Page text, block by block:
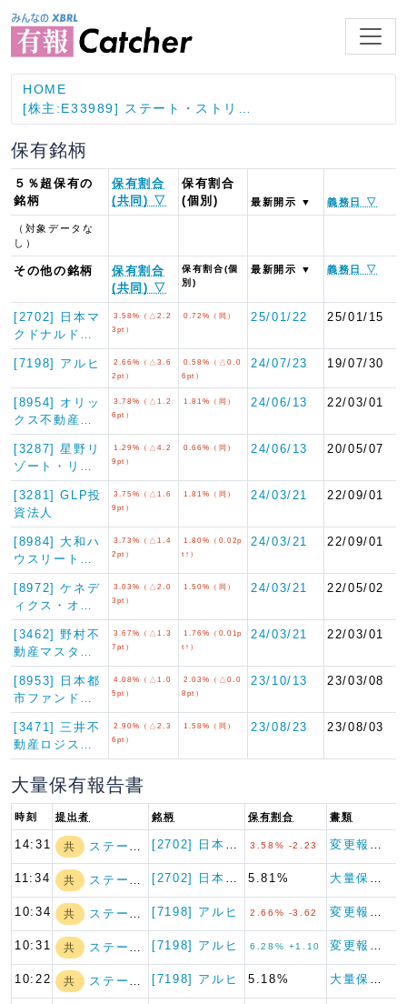
HOME
[株主:E33989] ステート・ストリ…
保有銘柄
５％超保有の
銘柄
保有割合
(共同) ▽
保有割合
(個別)
最新開示 ▼ 義務日 ▽
（対象データな
し）
その他の銘柄
保有割合
(共同) ▽
保有割合(個
別)
最新開示 ▼ 義務日 ▽
[2702] 日本マ
クドナルド…
3.58%（△2.2
3pt）
0.72%（同） 25/01/22 25/01/15
[7198] アルヒ
2.66%（△3.6
2pt）
0.58%（△0.0
6pt）
24/07/23 19/07/30
[8954] オリッ
クス不動産…
3.78%（△1.2
6pt）
1.81%（同） 24/06/13 22/03/01
[3287] 星野リ
ゾート・リ…
1.29%（△4.2
9pt）
0.66%（同） 24/06/13 20/05/07
[3281] GLP投
資法人
3.75%（△1.6
9pt）
1.81%（同） 24/03/21 22/09/01
[8984] 大和ハ
ウスリート…
3.73%（△1.4
2pt）
1.80%（0.02p
t↑）
24/03/21 22/09/01
[8972] ケネデ
ィクス・オ…
3.03%（△2.0
3pt）
1.50%（同） 24/03/21 22/05/02
[3462] 野村不
動産マスタ…
3.67%（△1.3
7pt）
1.76%（0.01p
t↑）
24/03/21 22/03/01
[8953] 日本都
市ファンド…
4.08%（△1.0
5pt）
2.03%（△0.0
8pt）
23/10/13 23/03/08
[3471] 三井不
動産ロジス…
2.90%（△2.3
6pt）
1.58%（同） 23/08/23 23/08/03
大量保有報告書
時刻 提出者 銘柄 保有割合 書類
14:31 共 ステート・ストリ… 3.58% -2.23
11:34 共 ステート・ストリ… 5.81%
10:34 共 ステート・ストリ… [7198] アルヒ 2.66% -3.62
10:31 共 ステート・ストリ… [7198] アルヒ 6.28% +1.10
10:22 共 ステート・ストリ… [7198] アルヒ 5.18%